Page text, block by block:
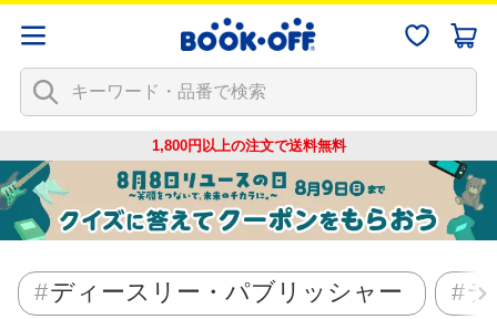
1,800円以上の注文で送料無料
ディースリー・パブリッシャー